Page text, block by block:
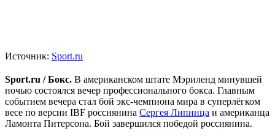
Источник: Sport.ru
Sport.ru / Бокс. В американском штате Мэриленд минувшей
ночью состоялся вечер профессионального бокса. Главным
событием вечера стал бой экс-чемпиона мира в суперлёгком
весе по версии IBF россиянина Сергея Липинца и американца
Ламонта Питерсона. Бой завершился победой россиянина.